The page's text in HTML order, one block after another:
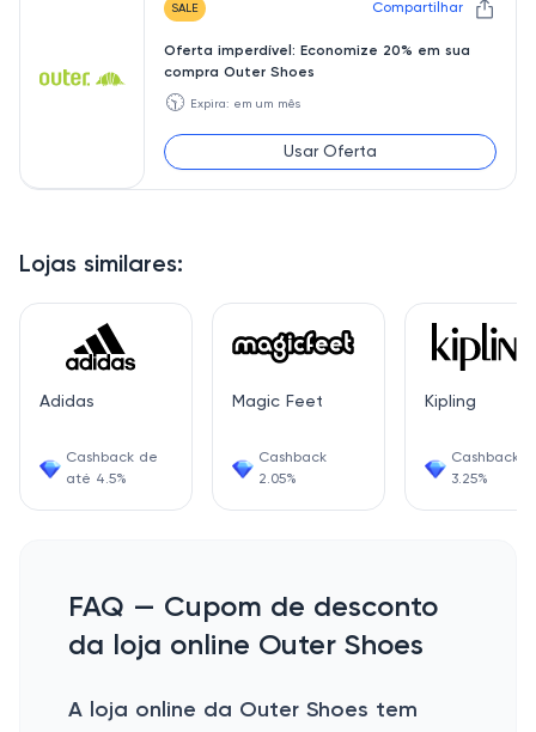
Lojas similares:
Adidas
Cashback de
até 4.5%
Magic Feet
Cashback
2.05%
Kipling
Cashback
3.25%
SALE Compartilhar
Oferta imperdível: Economize 20% em sua
compra Outer Shoes
🕥 Expira: em um mês
Usar Oferta
FAQ — Cupom de desconto
da loja online Outer Shoes
A loja online da Outer Shoes tem